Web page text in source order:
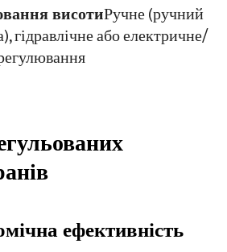
висотиРучне (ручний
гідравлічне або електричне/
ефективність